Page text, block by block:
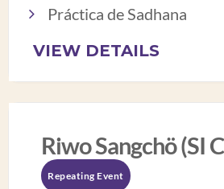
Práctica de Sadhana
VIEW DETAILS
Riwo Sangchö (SI
Repeating Event